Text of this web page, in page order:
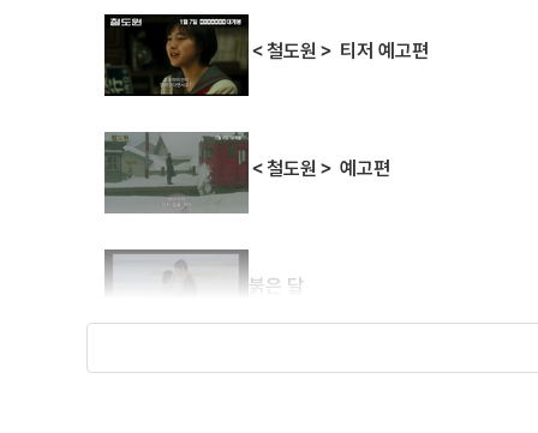
＜철도원＞ 티저 예고편
＜철도원＞ 예고편
붉은 달